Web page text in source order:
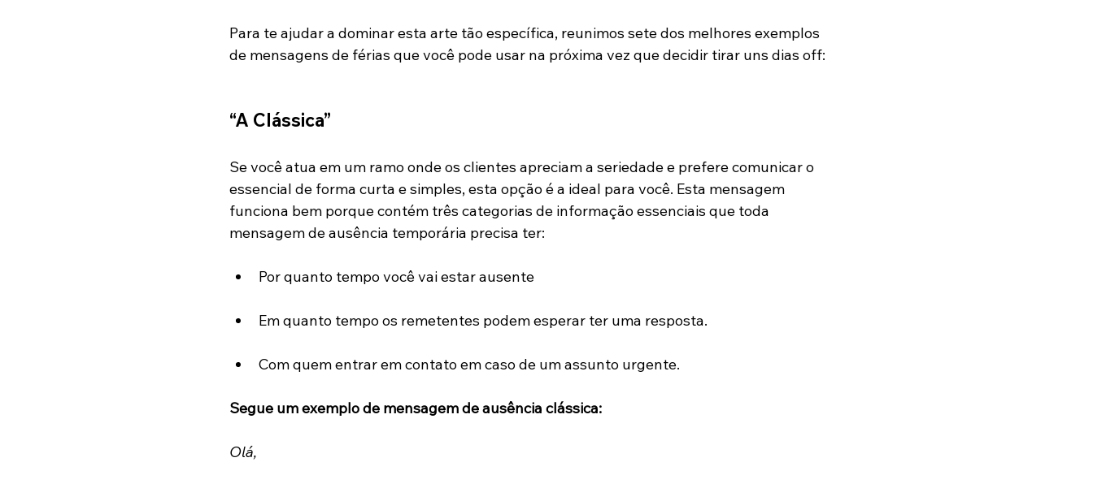
Para te ajudar a dominar esta arte tão específica, reunimos sete dos melhores exemplos
de mensagens de férias que você pode usar na próxima vez que decidir tirar uns dias off:
“A Clássica”
Se você atua em um ramo onde os clientes apreciam a seriedade e prefere comunicar o
essencial de forma curta e simples, esta opção é a ideal para você. Esta mensagem
funciona bem porque contém três categorias de informação essenciais que toda
mensagem de ausência temporária precisa ter:
Por quanto tempo você vai estar ausente
Em quanto tempo os remetentes podem esperar ter uma resposta.
Com quem entrar em contato em caso de um assunto urgente.
Segue um exemplo de mensagem de ausência clássica:
Olá,